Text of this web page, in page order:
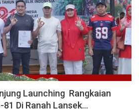
Launching Rangkaian
81 Di Ranah Lansek…